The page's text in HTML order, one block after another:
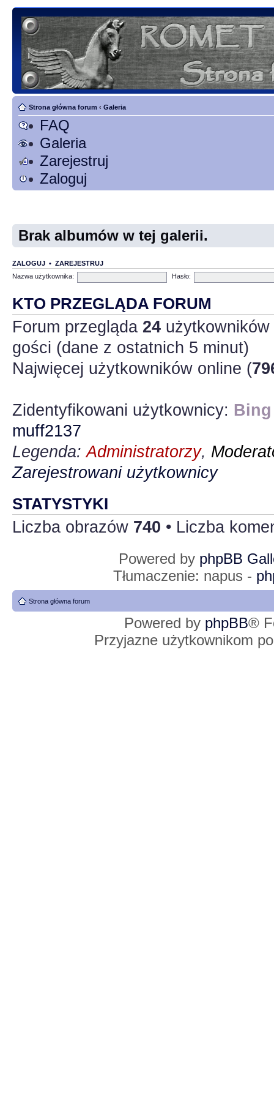
Strona główna forum ‹ Galeria
FAQ
Galeria
Zarejestruj
Zaloguj
Brak albumów w tej galerii.
ZALOGUJ • ZAREJESTRUJ
Nazwa użytkownika:
Hasło:
KTO PRZEGLĄDA FORUM
Forum przegląda 24
gości (dane z ostatnich 5 minut)
Najwięcej użytkowników online (
Zidentyfikowani użytkownicy:
muff2137
Legenda:Administratorzy,
Zarejestrowani użytkownicy
STATYSTYKI
Liczba obrazów 740 • Liczba
Powered by phpBB
Tłumaczenie: napus -
Strona główna forum
Powered by phpBB®
Przyjazne użytkownikom